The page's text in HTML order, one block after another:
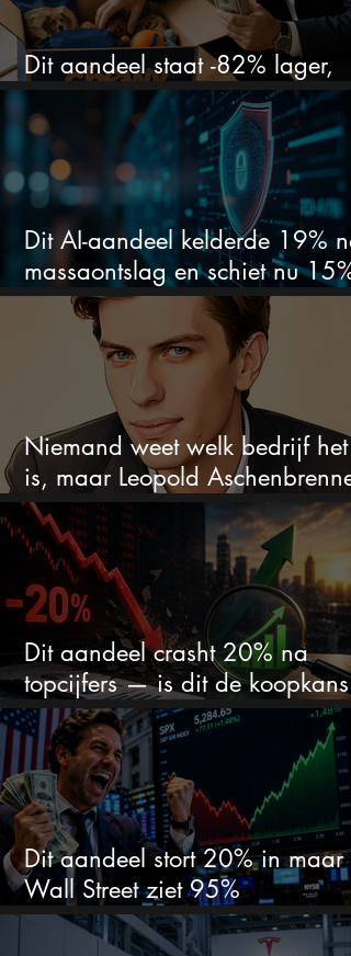
Dit aandeel staat -82% lager,
terwijl het bedrijf gewoon groeit
Dit AI-aandeel kelderde 19% na
massaontslag en schiet nu 15%
omhoog
Niemand weet welk bedrijf het
is, maar Leopold Aschenbrenner
zet er nu $500 miljoen op
Dit aandeel crasht 20% na
topcijfers — is dit de koopkans
waar beleggers op wachtten?
Dit aandeel stort 20% in maar
Wall Street ziet 95%
koerspotentieel